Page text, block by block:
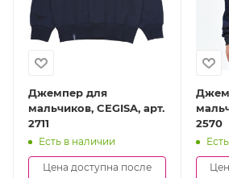
Джемпер для
мальчиков, CEGISA, арт.
2711
Есть в наличии
Цена доступна после
2570